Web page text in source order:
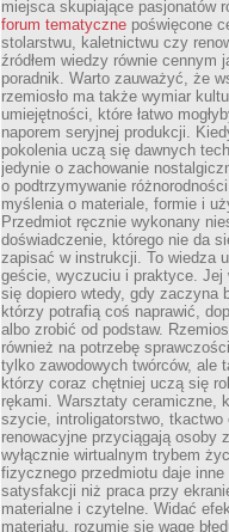
miejsca skupiające pasjonatów
forum tematyczne poświęcone
stolarstwu, kaletnictwu czy
źródłem wiedzy równie cennym
poradnik. Warto zauważyć, że
rzemiosło ma także wymiar
umiejętności, które łatwo
naporem seryjnej produkcji.
pokolenia uczą się dawnych
jedynie o zachowanie
o podtrzymywanie
myślenia o materiale, formie i
Przedmiot ręcznie wykonany
doświadczenie, którego nie da
zapisać w instrukcji. To wiedza
geście, wyczuciu i praktyce. Jej
się dopiero wtedy, gdy zaczyna
którzy potrafią coś naprawić,
albo zrobić od podstaw.
również na potrzebę
tylko zawodowych twórców, ale
którzy coraz chętniej uczą się
rękami. Warsztaty ceramiczne,
szycie, introligatorstwo, tkactwo
renowacyjne przyciągają osoby
wyłącznie wirtualnym trybem
fizycznego przedmiotu daje inne
satysfakcji niż praca przy
materialne i czytelne. Widać
materiału, rozumie się wagę